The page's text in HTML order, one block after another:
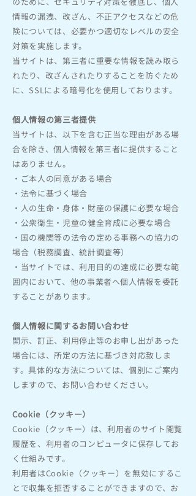
情報の漏洩、改ざん、不正アクセスなどの危
険については、必要かつ適切なレベルの安全
対策を実施します。
当サイトは、第三者に重要な情報を読み取ら
れたり、改ざんされたりすることを防ぐため
に、SSLによる暗号化を使用しております。
個人情報の第三者提供
当サイトは、以下を含む正当な理由がある場
合を除き、個人情報を第三者に提供すること
はありません。
・ご本人の同意がある場合
・法令に基づく場合
・人の生命・身体・財産の保護に必要な場合
・公衆衛生・児童の健全育成に必要な場合
・国の機関等の法令の定める事務への協力の
場合（税務調査、統計調査等）
・当サイトでは、利用目的の達成に必要な範
囲内において、他の事業者へ個人情報を委託
することがあります。
個人情報に関するお問い合わせ
開示、訂正、利用停止等のお申し出があった
場合には、所定の方法に基づき対応致しま
す。具体的な方法については、個別にご案内
しますので、お問い合わせください。
Cookie（クッキー）
Cookie（クッキー）は、利用者のサイト閲覧
履歴を、利用者のコンピュータに保存してお
く仕組みです。
利用者はCookie（クッキー）を無効にするこ
とで収集を拒否することができますので、お